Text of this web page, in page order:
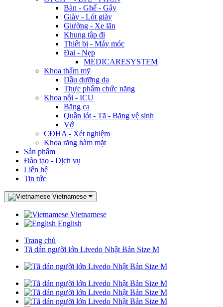
Bàn - Ghế - Gậy
Giày - Lót giày
Giường - Xe lăn
Khung tập đi
Thiết bị - Máy móc
Đai - Nẹp
MEDICARESYSTEM
Khoa thẩm mỹ
Dầu dưỡng da
Thực phẩm chức năng
Khoa nội - ICU
Băng ca
Quần lót - Tã - Băng vệ sinh
Vớ
CĐHA - Xét nghiệm
Khoa răng hàm mặt
Sản phẩm
Đào tạo - Dịch vụ
Liên hệ
Tin tức
Vietnamese
Vietnamese
English
Trang chủ
Tã dán người lớn Livedo Nhật Bản Size M